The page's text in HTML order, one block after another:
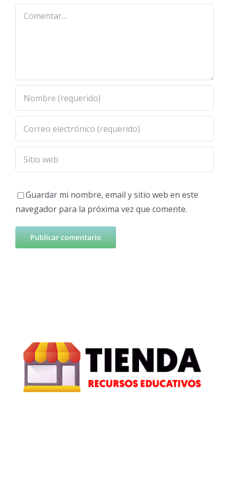
Comentar
Guardar mi nombre, email y sitio web en este
navegador para la próxima vez que comente.